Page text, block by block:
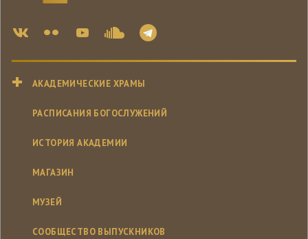
АКАДЕМИЧЕСКИЕ ХРАМЫ
РАСПИСАНИЯ БОГОСЛУЖЕНИЙ
ИСТОРИЯ АКАДЕМИИ
МАГАЗИН
МУЗЕЙ
СООБЩЕСТВО ВЫПУСКНИКОВ